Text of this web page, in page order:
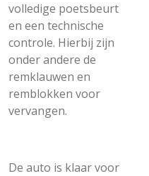
volledige poetsbeurt
en een technische
controle. Hierbij zijn
onder andere de
remklauwen en
remblokken voor
vervangen.
De auto is klaar voor